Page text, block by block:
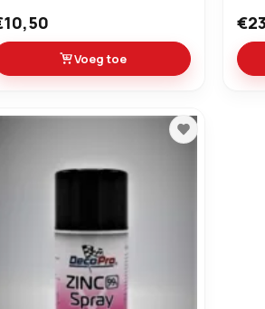
Voeg toe